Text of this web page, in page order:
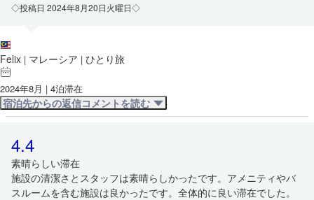
◇投稿日 2024年8月20日火曜日◇
Felix | マレーシア | ひとり旅
2024年8月 | 4泊滞在
宿泊先からの返信コメントを読む
4.4
素晴らしい滞在
施設の清潔さとスタッフは素晴らしかったです。アメニティやバ
スルームを含む施設は良かったです。全体的に良い滞在でした。